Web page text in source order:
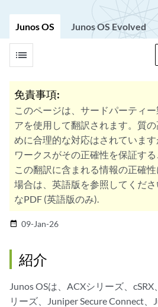
Junos OS Junos OS Evolved
list
免責事項:
このページは、サードパーティ
アを使用して翻訳されます。質
めに合理的な対応はされていま
ワークスがその正確性を保証する
この翻訳に含まれる情報の正確
場合は、英語版を参照してくだ
なPDF (英語版のみ).
date_range 09-Jan-26
紹介
Junos OSは、ACXシリーズ、
リーズ、Juniper Secure Connect、